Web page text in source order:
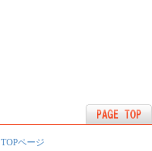
TOPページ